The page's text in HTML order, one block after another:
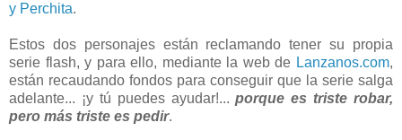
y Perchita.
Estos dos personajes están reclamando tener su propia
serie flash, y para ello, mediante la web de Lanzanos.com,
están recaudando fondos para conseguir que la serie salga
adelante... ¡y tú puedes ayudar!...porque es triste robar,
pero más triste es pedir.